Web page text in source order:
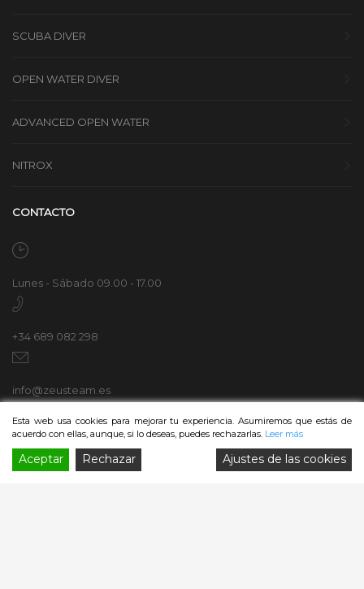
SCUBA DIVER
OPEN WATER DIVER
ADVANCED OPEN WATER
NITROX
CONTACTO
Lunes - Sábado 09.00 - 17.00
+34 689 082 298
info@zeusteam.es
Playa del Ingles - Gran Canaria, España
Esta web usa cookies para mejorar tu experiencia. Asumiremos que estás de
acuerdo con ellas, aunque, si lo deseas, puedes rechazarlas. Leer más
Aceptar Rechazar Ajustes de las cookies